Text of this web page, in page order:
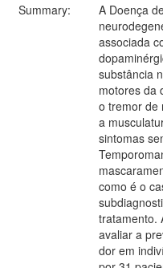
Summary:
A Doença
associada
substância
motores da
o tremor de
a
sintomas
como é o
tratamento.
avaliar a
dor em